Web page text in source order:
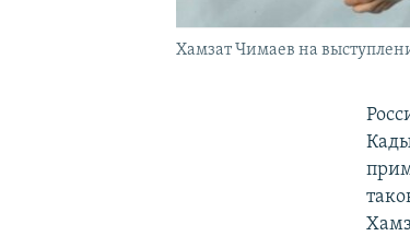
Хамзат Чимаев на